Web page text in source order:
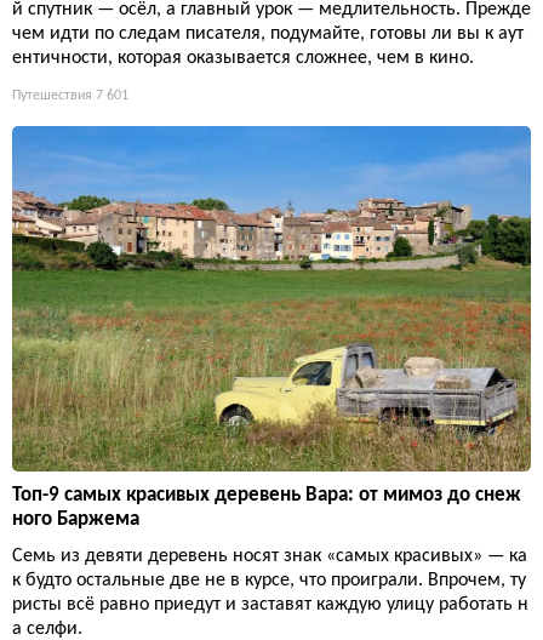
й спутник — осёл, а главный урок — медлительность. Прежде
чем идти по следам писателя, подумайте, готовы ли вы к аут
ентичности, которая оказывается сложнее, чем в кино.
Путешествия 7 601
Топ-9 самых красивых деревень Вара: от мимоз до снеж
ного Баржема
Семь из девяти деревень носят знак «самых красивых» — ка
к будто остальные две не в курсе, что проиграли. Впрочем, ту
ристы всё равно приедут и заставят каждую улицу работать н
а селфи.